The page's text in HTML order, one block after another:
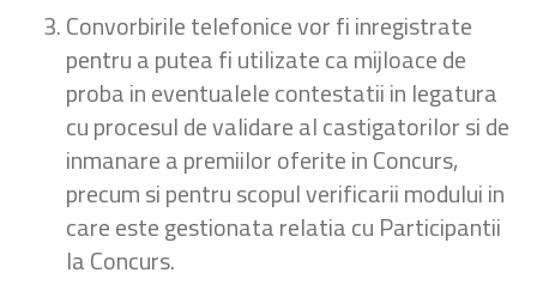
Convorbirile telefonice vor fi inregistrate
pentru a putea fi utilizate ca mijloace de
proba in eventualele contestatii in legatura
cu procesul de validare al castigatorilor si de
inmanare a premiilor oferite in Concurs,
precum si pentru scopul verificarii modului in
care este gestionata relatia cu Participantii
la Concurs.